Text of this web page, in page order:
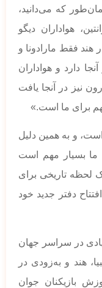
که می‌دانید،
هواداران دیگو
هند فقط مارادونا و
دارد و هواداران
نیز در آنجا یافت
برای ما است.»
و به همین دلیل
ما بسیار مهم است
لحظه تاریخی برای
دفتر جدید خود
در سراسر جهان
هند و به‌زودی در
بازیکنان جوان